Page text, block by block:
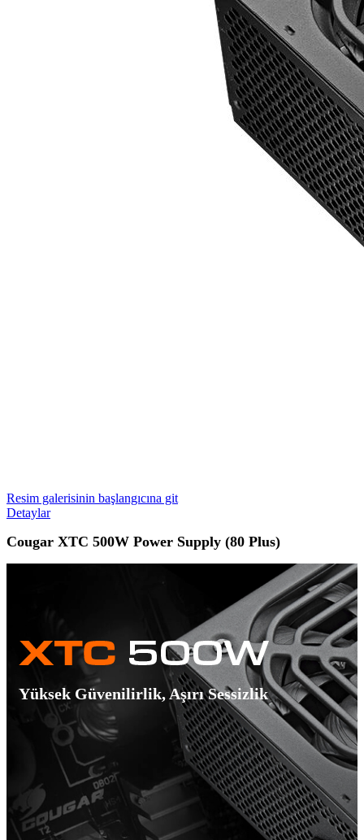
Resim galerisinin başlangıcına git
Detaylar
Cougar XTC 500W Power Supply (80 Plus)
Yüksek Güvenilirlik, Aşırı Sessizlik